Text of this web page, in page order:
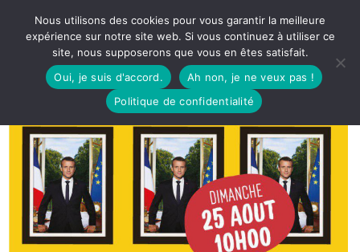
Nous utilisons des cookies pour vous garantir la meilleure
expérience sur notre site web. Si vous continuez à utiliser ce
site, nous supposerons que vous en êtes satisfait.
Oui, je suis d'accord.
Ah non, je ne veux pas !
Politique de confidentialité